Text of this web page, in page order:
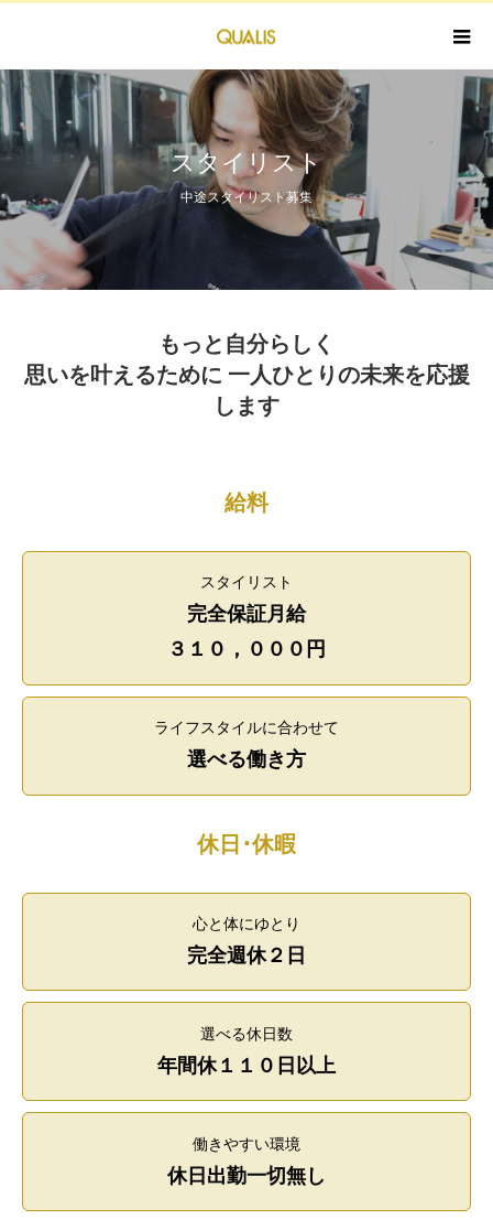
スタイリスト
中途スタイリスト募集
もっと自分らしく
思いを叶えるために 一人ひとりの未来を応援
します
給料
スタイリスト
完全保証月給
３１０，０００円
ライフスタイルに合わせて
選べる働き方
休日･休暇
心と体にゆとり
完全週休２日
選べる休日数
年間休１１０日以上
働きやすい環境
休日出勤一切無し